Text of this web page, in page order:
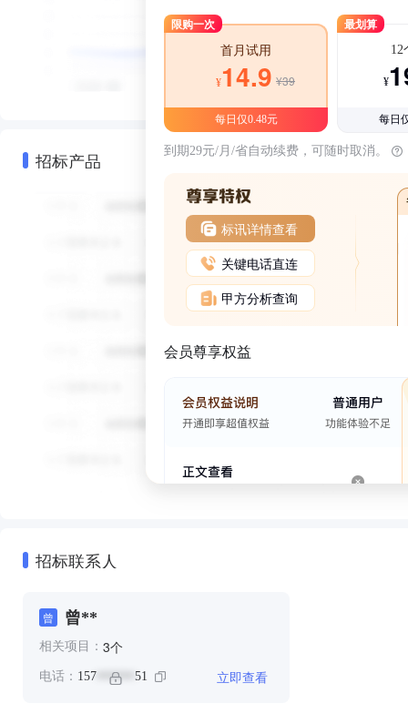
招标产品
限购一次
首月试用
¥14.9 ¥39
每日仅0.48元
最划算
12
¥
每日
到期29元/月/省自动续费，可随时取消。
标讯详情查看
关键电话直连
甲方分析查询
会员尊享权益
招标联系人
曾 曾**
相关项目： 3个
电话： 157 ****** 51 立即查看